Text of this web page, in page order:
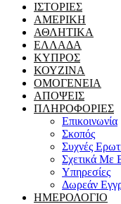
ΙΣΤΟΡΙΕΣ
ΑΜΕΡΙΚΗ
ΑΘΛΗΤΙΚΑ
ΕΛΛΑΔΑ
ΚΥΠΡΟΣ
ΚΟΥΖΙΝΑ
ΟΜΟΓΕΝΕΙΑ
ΑΠΟΨΕΙΣ
ΠΛΗΡΟΦΟΡΙΕΣ
Επικοινωνία
Σκοπός
Συχνές
Σχετικά Με
Υπηρεσίες
Δωρεάν
ΗΜΕΡΟΛΟΓΙΟ